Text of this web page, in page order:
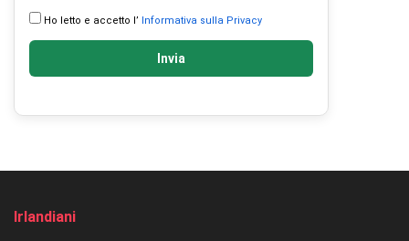
Ho letto e accetto l’ Informativa sulla Privacy
Invia
Irlandiani